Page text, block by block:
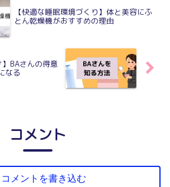
【快適な睡眠環境づくり】体と美容にふ
とん乾燥機がおすすめの理由
】BAさんの得意
なる
コメント
コメントを書き込む